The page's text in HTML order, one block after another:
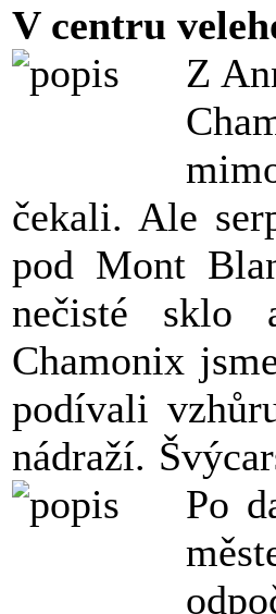
V centru
Z
čekali. Ale
pod Mont
nečisté sklo
Chamonix
podívali
nádraží.
Po